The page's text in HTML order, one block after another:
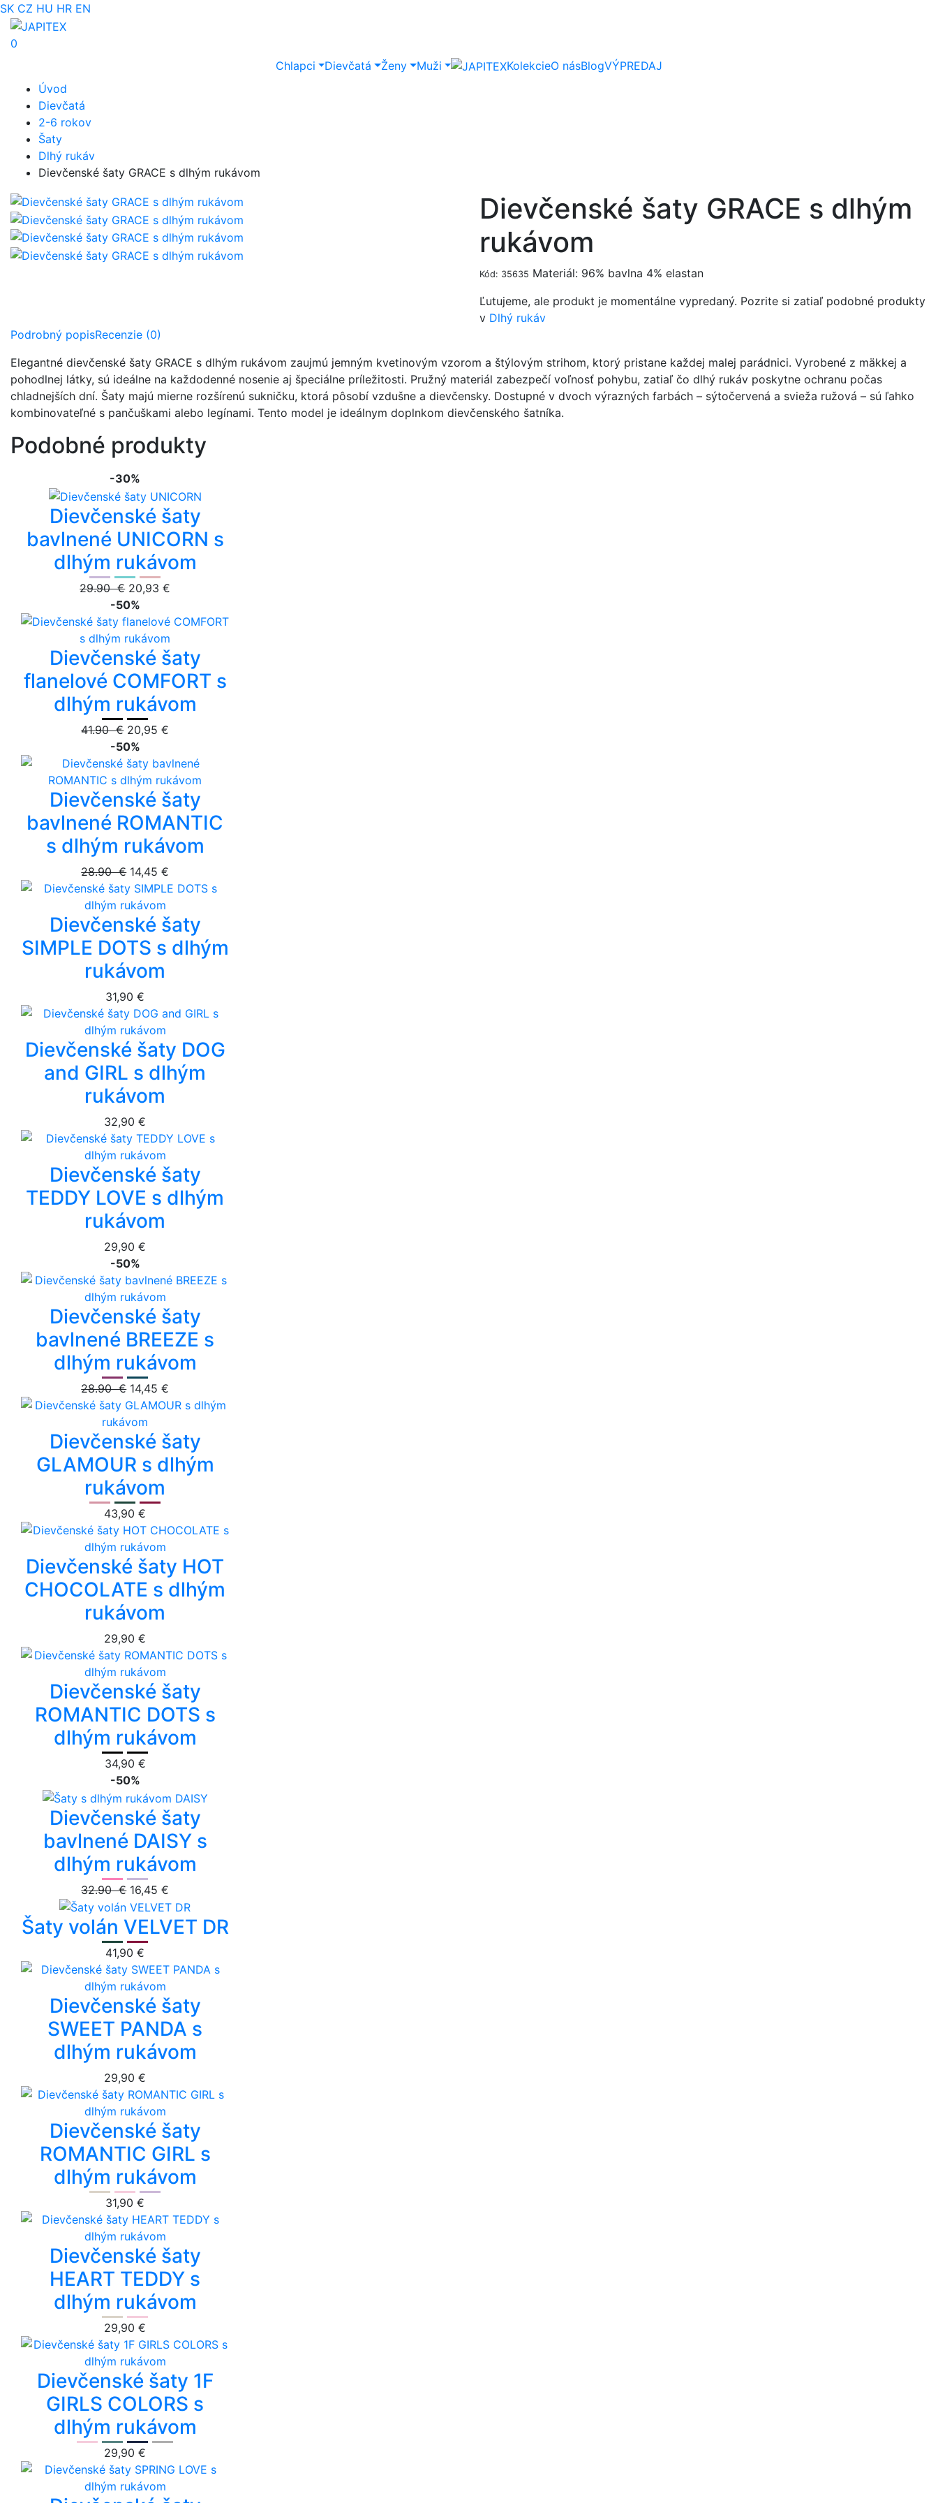
SK CZ HU HR EN
0
Chlapci
Dievčatá Ženy Muži KolekcieO násBlogVÝPREDAJ
Úvod
Dievčatá
2-6 rokov
Šaty
Dlhý rukáv
Dievčenské šaty GRACE s dlhým rukávom
Dievčenské šaty GRACE s dlhým
rukávom
Kód: 35635 Materiál: 96% bavlna 4% elastan
Ľutujeme, ale produkt je momentálne vypredaný. Pozrite si zatiaľ podobné produkty
v Dlhý rukáv
Podrobný popisRecenzie (0)
Elegantné dievčenské šaty GRACE s dlhým rukávom zaujmú jemným kvetinovým vzorom a štýlovým strihom, ktorý pristane každej malej parádnici. Vyrobené z mäkkej a
pohodlnej látky, sú ideálne na každodenné nosenie aj špeciálne príležitosti. Pružný materiál zabezpečí voľnosť pohybu, zatiaľ čo dlhý rukáv poskytne ochranu počas
chladnejších dní. Šaty majú mierne rozšírenú sukničku, ktorá pôsobí vzdušne a dievčensky. Dostupné v dvoch výrazných farbách – sýtočervená a svieža ružová – sú ľahko
kombinovateľné s pančuškami alebo legínami. Tento model je ideálnym doplnkom dievčenského šatníka.
Podobné produkty
-30%
Dievčenské šaty
bavlnené UNICORN s
dlhým rukávom
29.90 € 20,93 €
-50%
Dievčenské šaty
flanelové COMFORT s
dlhým rukávom
41.90 € 20,95 €
-50%
Dievčenské šaty
bavlnené ROMANTIC
s dlhým rukávom
28.90 € 14,45 €
Dievčenské šaty
SIMPLE DOTS s dlhým
rukávom
31,90 €
Dievčenské šaty DOG
and GIRL s dlhým
rukávom
32,90 €
Dievčenské šaty
TEDDY LOVE s dlhým
rukávom
29,90 €
-50%
Dievčenské šaty
bavlnené BREEZE s
dlhým rukávom
28.90 € 14,45 €
Dievčenské šaty
GLAMOUR s dlhým
rukávom
43,90 €
Dievčenské šaty HOT
CHOCOLATE s dlhým
rukávom
29,90 €
Dievčenské šaty
ROMANTIC DOTS s
dlhým rukávom
34,90 €
-50%
Dievčenské šaty
bavlnené DAISY s
dlhým rukávom
32.90 € 16,45 €
Šaty volán VELVET DR
41,90 €
Dievčenské šaty
SWEET PANDA s
dlhým rukávom
29,90 €
Dievčenské šaty
ROMANTIC GIRL s
dlhým rukávom
31,90 €
Dievčenské šaty
HEART TEDDY s
dlhým rukávom
29,90 €
Dievčenské šaty 1F
GIRLS COLORS s
dlhým rukávom
29,90 €